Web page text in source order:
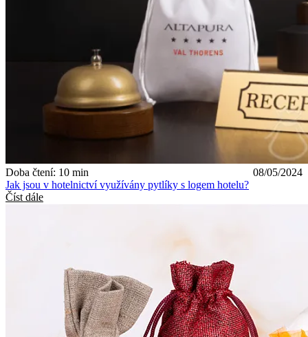
Doba čtení: 10 min
08/05/2024
Jak jsou v hotelnictví využívány pytlíky s logem hotelu?
Číst dále